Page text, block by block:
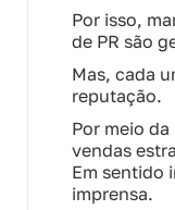
Por isso,
de PR são
Mas, cada
reputação.
Por meio
vendas
Em sentido
imprensa.